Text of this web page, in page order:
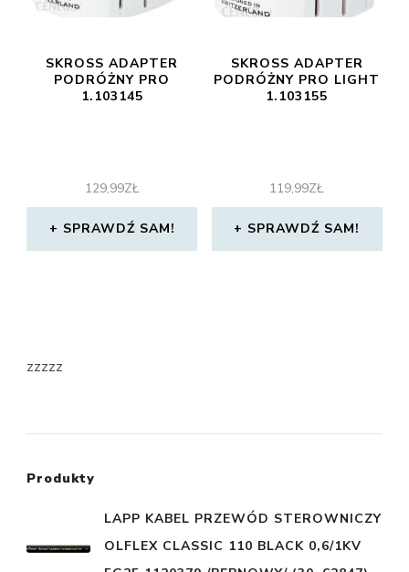
SKROSS ADAPTER
PODRÓŻNY PRO
1.103145
129,99ZŁ
SPRAWDŹ SAM!
SKROSS ADAPTER
PODRÓŻNY PRO LIGHT
1.103155
119,99ZŁ
SPRAWDŹ SAM!
zzzzz
Produkty
LAPP KABEL PRZEWÓD STEROWNICZY
OLFLEX CLASSIC 110 BLACK 0,6/1KV